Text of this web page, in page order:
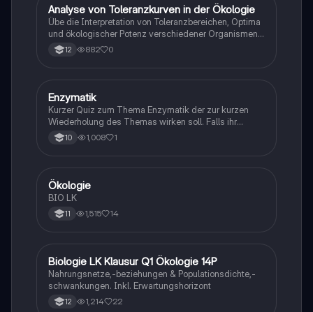
ABiologie
Analyse von Toleranzkurven in der Ökologie
Übe die Interpretation von Toleranzbereichen, Optima
und ökologischer Potenz verschiedener Organismen
gegenüber Umweltfaktoren.
12 882 0
EBiologie
Enzymatik
Kurzer Quiz zum Thema Enzymatik der zur kurzen
Wiederholung des Themas wirken soll. Falls ihr
Fehlern begegnet wäre ich dankbar ,wenn ihr mir
diese weiterleitet. Danke und euch viel Spaß dabei!
10 1,008 1
Biologie
Ökologie
BIO LK
11 1,515 14
Biologie
Biologie LK Klausur Q1 Ökologie 14P
Nahrungsnetze,-beziehungen & Populationsdichte,-
schwankungen. Inkl. Erwartungshorizont
12 1,214 22